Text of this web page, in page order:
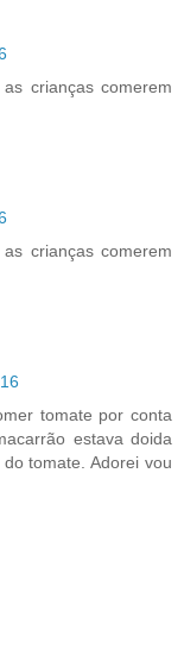
crianças comerem
crianças comerem
tomate por conta
estava doida
tomate. Adorei vou